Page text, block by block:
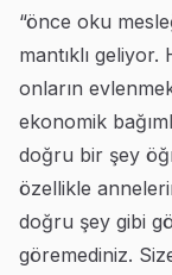
“önce oku
mantıklı
onların
ekonomik
doğru bir şey
özellikle
doğru şey gibi
göremediniz.